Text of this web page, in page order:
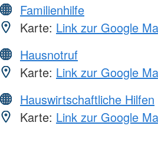
Familienhilfe
Karte: Link zur Google
Hausnotruf
Karte: Link zur Google
Hauswirtschaftliche Hilfen
Karte: Link zur Google